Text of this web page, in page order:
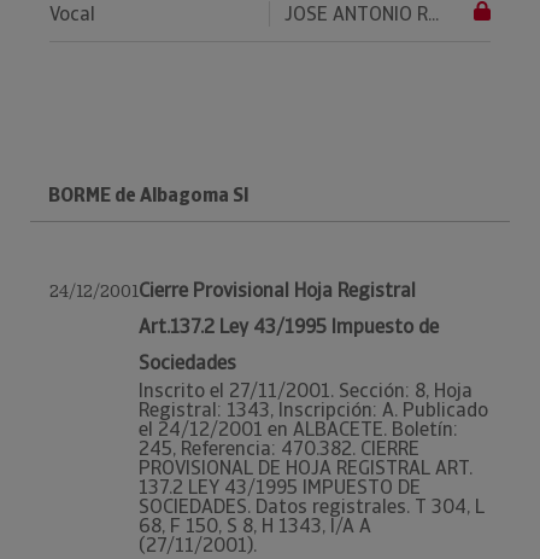
Vocal JOSE ANTONIO R...
BORME de Albagoma Sl
24/12/2001Cierre Provisional Hoja Registral
Art.137.2 Ley 43/1995 Impuesto de
Sociedades
Inscrito el 27/11/2001. Sección: 8, Hoja
Registral: 1343, Inscripción: A. Publicado
el 24/12/2001 en ALBACETE. Boletín:
245, Referencia: 470.382. CIERRE
PROVISIONAL DE HOJA REGISTRAL ART.
137.2 LEY 43/1995 IMPUESTO DE
SOCIEDADES. Datos registrales. T 304, L
68, F 150, S 8, H 1343, I/A A
(27/11/2001).